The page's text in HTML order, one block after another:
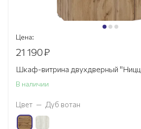
Цена:
21 190₽
Шкаф-витрина двухдверный
В наличии
Цвет — Дуб вотан